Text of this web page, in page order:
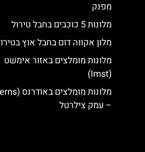
מפנק
מלונות 5 כוכבים בחבל טירול
מלון אקווה דום בחבל אוץ
מלונות מומלצים באזור אימשט
(Imst)
– עמק צילרטל